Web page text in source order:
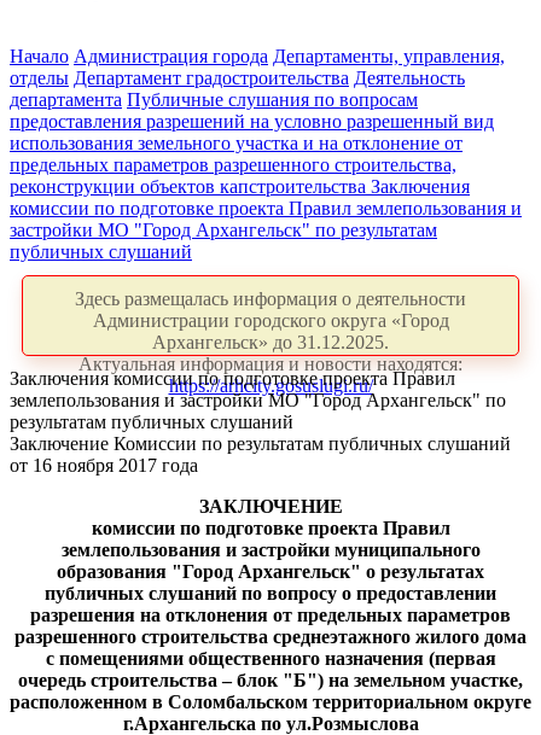
Начало Администрация города Департаменты, управления,
отделы Департамент градостроительства Деятельность
департамента Публичные слушания по вопросам
предоставления разрешений на условно разрешенный вид
использования земельного участка и на отклонение от
предельных параметров разрешенного строительства,
реконструкции объектов капстроительства Заключения
комиссии по подготовке проекта Правил землепользования и
застройки МО "Город Архангельск" по результатам
публичных слушаний
Здесь размещалась информация о деятельности
Администрации городского округа «Город
Архангельск» до 31.12.2025.
Актуальная информация и новости находятся:
https://arhcity.gosuslugi.ru/
Заключения комиссии по подготовке проекта Правил
землепользования и застройки МО "Город Архангельск" по
результатам публичных слушаний
Заключение Комиссии по результатам публичных слушаний
от 16 ноября 2017 года
ЗАКЛЮЧЕНИЕ
комиссии по подготовке проекта Правил
землепользования и застройки муниципального
образования "Город Архангельск" о результатах
публичных слушаний по вопросу о предоставлении
разрешения на отклонения от предельных параметров
разрешенного строительства среднеэтажного жилого дома
с помещениями общественного назначения (первая
очередь строительства – блок "Б") на земельном участке,
расположенном в Соломбальском территориальном округе
г.Архангельска по ул.Розмыслова